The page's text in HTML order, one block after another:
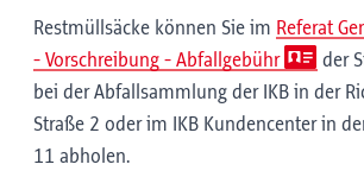
Restmüllsäcke können Sie im Referat
- Vorschreibung - Abfallgebühr
der
bei der Abfallsammlung der IKB in der
Straße 2 oder im IKB Kundencenter in
11 abholen.